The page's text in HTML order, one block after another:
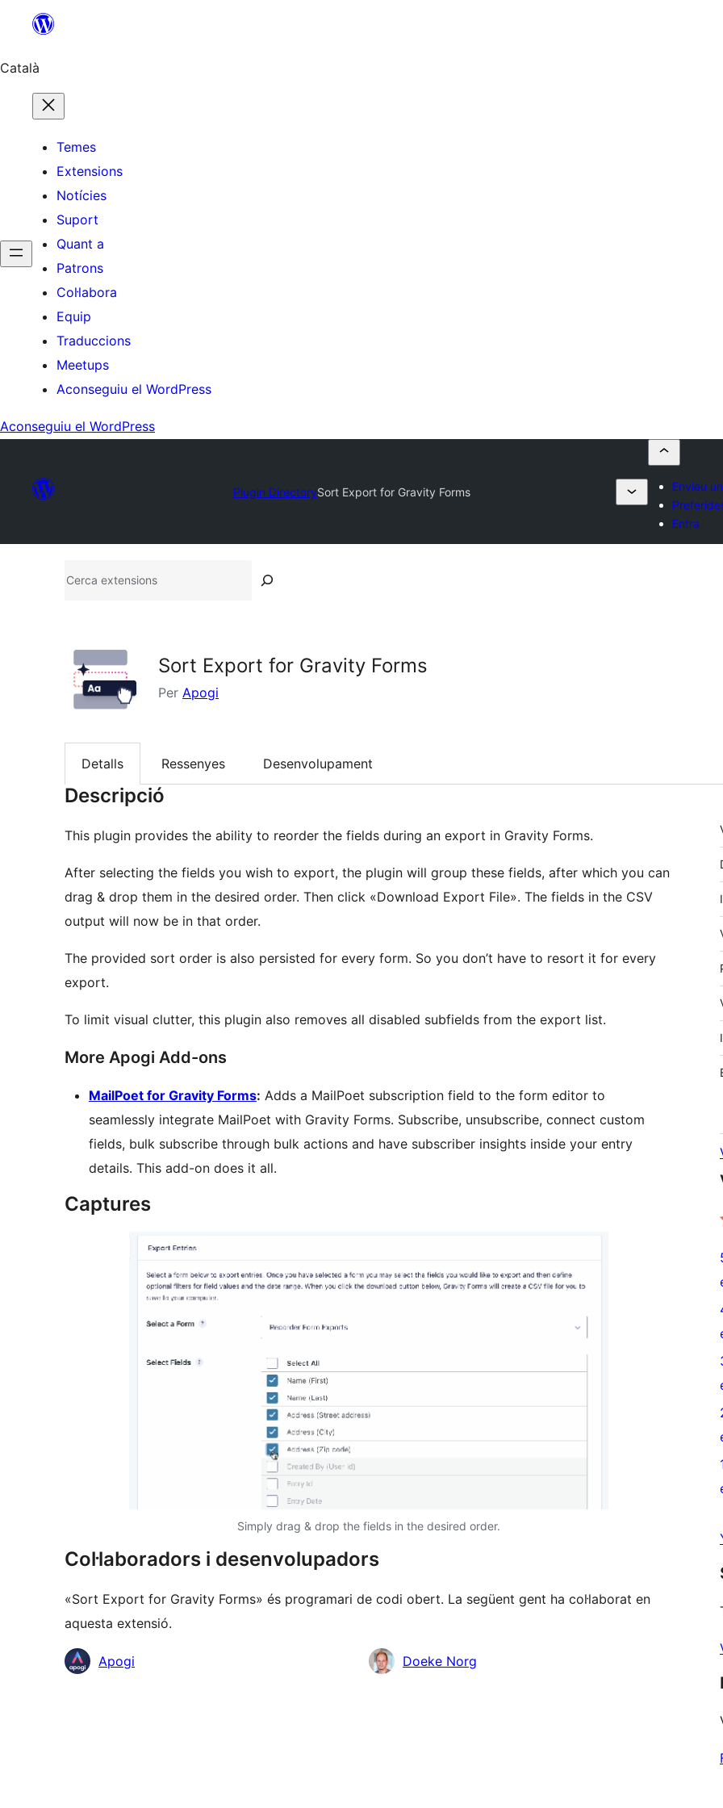
contingut
Català
Temes
Extensions
Notícies
Suport
Quant a
Patrons
Col·labora
Equip
Traduccions
Meetups
Aconseguiu el WordPress
Aconseguiu el WordPress
Plugin DirectorySort Export for Gravity Forms
Envieu
Entra
Sort Export for Gravity Forms
Per Apogi
Detalls Ressenyes Desenvolupament
Descripció
This plugin provides the ability to reorder the fields during an export in Gravity Forms.
After selecting the fields you wish to export, the plugin will group these fields, after which you can
drag & drop them in the desired order. Then click «Download Export File». The fields in the CSV
output will now be in that order.
The provided sort order is also persisted for every form. So you don’t have to resort it for every
export.
To limit visual clutter, this plugin also removes all disabled subfields from the export list.
More Apogi Add-ons
MailPoet for Gravity Forms: Adds a MailPoet subscription field to the form editor to
seamlessly integrate MailPoet with Gravity Forms. Subscribe, unsubscribe, connect custom
fields, bulk subscribe through bulk actions and have subscriber insights inside your entry
details. This add-on does it all.
Captures
Simply drag & drop the fields in the desired order.
Col·laboradors i desenvolupadors
«Sort Export for Gravity Forms» és programari de codi obert. La següent gent ha col·laborat en
aquesta extensió.
Col·laboradors
Apogi Doeke Norg